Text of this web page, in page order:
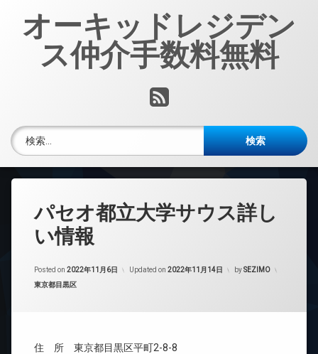
オーキッドレジデン
ス仲介手数料無料
RSS
検索:
パセオ都立大学サウス詳し
い情報
Posted on 2022年11月6日 Updated on 2022年11月14日 bySEZIMO
カテゴリー:
東京都目黒区
住 所 東京都目黒区平町2-8-8